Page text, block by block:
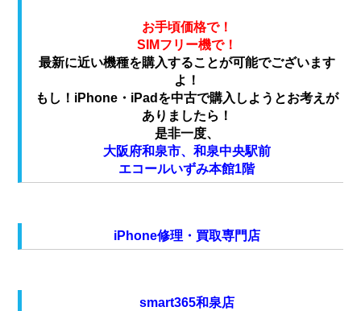
お手頃価格で！
SIMフリー機で！
最新に近い機種を購入することが可能でございます
よ！
もし！iPhone・iPadを中古で購入しようとお考えが
ありましたら！
是非一度、
大阪府和泉市、和泉中央駅前
エコールいずみ本館1階
iPhone修理・買取専門店
smart365和泉店